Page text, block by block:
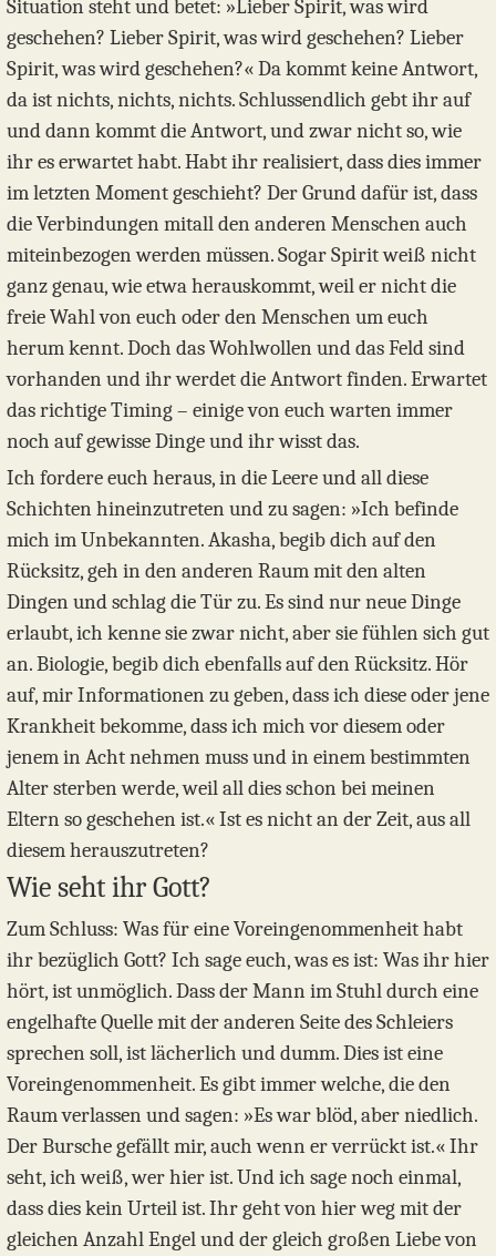
Situation steht und betet: »Lieber Spirit, was wird
geschehen? Lieber Spirit, was wird geschehen? Lieber
Spirit, was wird geschehen?« Da kommt keine Antwort,
da ist nichts, nichts, nichts. Schlussendlich gebt ihr auf
und dann kommt die Antwort, und zwar nicht so, wie
ihr es erwartet habt. Habt ihr realisiert, dass dies immer
im letzten Moment geschieht? Der Grund dafür ist, dass
die Verbindungen mitall den anderen Menschen auch
miteinbezogen werden müssen. Sogar Spirit weiß nicht
ganz genau, wie etwa herauskommt, weil er nicht die
freie Wahl von euch oder den Menschen um euch
herum kennt. Doch das Wohlwollen und das Feld sind
vorhanden und ihr werdet die Antwort finden. Erwartet
das richtige Timing – einige von euch warten immer
noch auf gewisse Dinge und ihr wisst das.
Ich fordere euch heraus, in die Leere und all diese
Schichten hineinzutreten und zu sagen: »Ich befinde
mich im Unbekannten. Akasha, begib dich auf den
Rücksitz, geh in den anderen Raum mit den alten
Dingen und schlag die Tür zu. Es sind nur neue Dinge
erlaubt, ich kenne sie zwar nicht, aber sie fühlen sich gut
an. Biologie, begib dich ebenfalls auf den Rücksitz. Hör
auf, mir Informationen zu geben, dass ich diese oder jene
Krankheit bekomme, dass ich mich vor diesem oder
jenem in Acht nehmen muss und in einem bestimmten
Alter sterben werde, weil all dies schon bei meinen
Eltern so geschehen ist.« Ist es nicht an der Zeit, aus all
diesem herauszutreten?
Wie seht ihr Gott?
Zum Schluss: Was für eine Voreingenommenheit habt
ihr bezüglich Gott? Ich sage euch, was es ist: Was ihr hier
hört, ist unmöglich. Dass der Mann im Stuhl durch eine
engelhafte Quelle mit der anderen Seite des Schleiers
sprechen soll, ist lächerlich und dumm. Dies ist eine
Voreingenommenheit. Es gibt immer welche, die den
Raum verlassen und sagen: »Es war blöd, aber niedlich.
Der Bursche gefällt mir, auch wenn er verrückt ist.« Ihr
seht, ich weiß, wer hier ist. Und ich sage noch einmal,
dass dies kein Urteil ist. Ihr geht von hier weg mit der
gleichen Anzahl Engel und der gleich großen Liebe von